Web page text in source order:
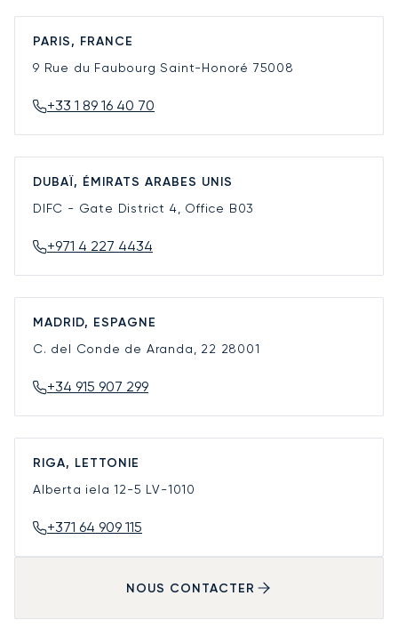
PARIS, FRANCE
9 Rue du Faubourg Saint-Honoré 75008
+33 1 89 16 40 70
DUBAÏ, ÉMIRATS ARABES UNIS
DIFC - Gate District 4, Office B03
+971 4 227 4434
MADRID, ESPAGNE
C. del Conde de Aranda, 22 28001
+34 915 907 299
RIGA, LETTONIE
Alberta iela 12-5 LV-1010
+371 64 909 115
NOUS CONTACTER